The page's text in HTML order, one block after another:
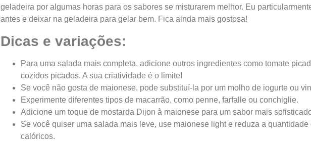
geladeira por algumas horas para os sabores se misturarem melhor. Eu
antes e deixar na geladeira para gelar bem. Fica ainda mais gostosa!
Dicas e variações:
Para uma salada mais completa, adicione outros ingredientes como tomate
cozidos picados. A sua criatividade é o limite!
Se você não gosta de maionese, pode substituí-la por um molho de iogurte ou
Experimente diferentes tipos de macarrão, como penne, farfalle ou conchiglie.
Adicione um toque de mostarda Dijon à maionese para um sabor mais
Se você quiser uma salada mais leve, use maionese light e reduza a
calóricos.